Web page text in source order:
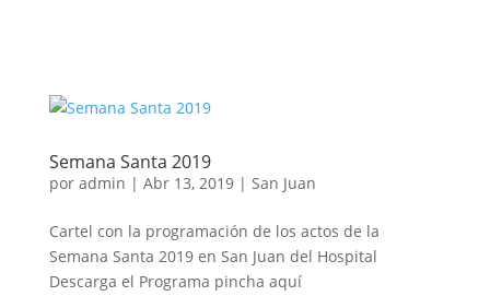
Semana Santa 2019
por admin | Abr 13, 2019| San Juan
Cartel con la programación de los actos de la
Semana Santa 2019 en San Juan del Hospital
Descarga el Programa pincha aquí